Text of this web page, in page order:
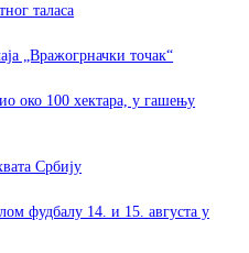
таласа
„Вражогрначки точак“
око 100 хектара, у гашењу
Србију
фудбалу 14. и 15. августа у